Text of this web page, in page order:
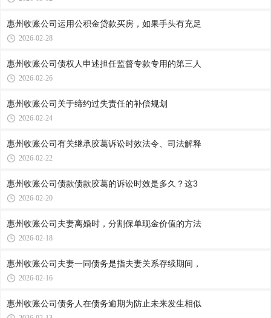
惠州收账公司​运用公积金贷款买房，如果手头有充足
2026-02-28
惠州收账公司​债权人申述担任监督专款专用的第三人
2026-02-26
惠州收账公司​关于缔约过失责任的补偿规划
2026-02-24
惠州收账公司​有关继承胶葛诉讼时效法令、司法解释
2026-02-22
惠州收账公司​债款债款胶葛的诉讼时效是多久？这3
2026-02-20
惠州收账公司​夫妻离婚时，分割保单现金价值的方法
2026-02-18
惠州收账公司​夫妻一同债务是指夫妻关系存续期间，
2026-02-16
惠州收账公司​债务人在债务逾期为防止未来发生相似